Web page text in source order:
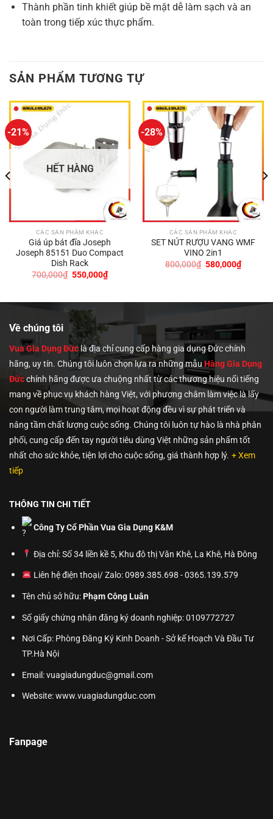
Thành phần tinh khiết giúp bề mặt dễ làm sạch và an
toàn trong tiếp xúc thực phẩm.
SẢN PHẨM TƯƠNG TỰ
-21%
HẾT HÀNG
CÁC SẢN PHẨM KHÁC
Giá úp bát đĩa Joseph
Joseph 85151 Duo Compact
Dish Rack
700,000₫ Giá
550,000₫Giá
hiện
550,000₫.
-28%
CÁC SẢN PHẨM KHÁC
SET NÚT RƯỢU VANG WMF
VINO 2in1
800,000₫ Giá
580,000₫Giá
hiện
Về chúng tôi
Vua Gia Dụng Đứclà địa chỉ cung cấp hàng gia dụng Đức chính
hãng, uy tín. Chúng tôiluôn chọn lựa ra những mẫuHàng Gia Dụng
Đứcchính hãng được ưa chuộng nhất từ các thương hiệu nổi tiếng
mang về phục vụ khách hàng Việt, với phương châm làm việc là lấy
con người làm trung tâm, mọi hoạt động đều vì sự phát triển và
nâng tầm chất lượng cuộc sống. Chúng tôi luôn tự hào là nhà phân
phối, cung cấp đến tay người tiêu dùng Việt những sản phẩm tốt
nhất cho sức khỏe, tiện lợi cho cuộc sống, giá thành hợp lý. + Xem
tiếp
THÔNG TIN CHI TIẾT
Công Ty Cổ Phần Vua Gia Dụng K&M
Địa chỉ: Số 34 liền kề 5, Khu đô thị Văn Khê, La Khê, Hà Đông
Liên hệ điện thoại/ Zalo: 0989.385.698 - 0365.139.579
Tên chủ sở hữu:Phạm Công Luân
Số giấy chứng nhận đăng ký doanh nghiệp: 0109772727
Nơi Cấp: Phòng Đăng Ký Kinh Doanh - Sở kế Hoạch Và Đầu Tư
TP.Hà Nội
Email: vuagiadungduc@gmail.com
Website:www.vuagiadungduc.com
Fanpage